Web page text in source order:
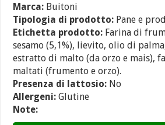
Marca: Buitoni
Tipologia di prodotto: Pane e
Etichetta prodotto: Farina di
sesamo (5,1%), lievito, olio di
estratto di malto (da orzo e mais),
maltati (frumento e orzo).
Presenza di lattosio: No
Allergeni: Glutine
Note: